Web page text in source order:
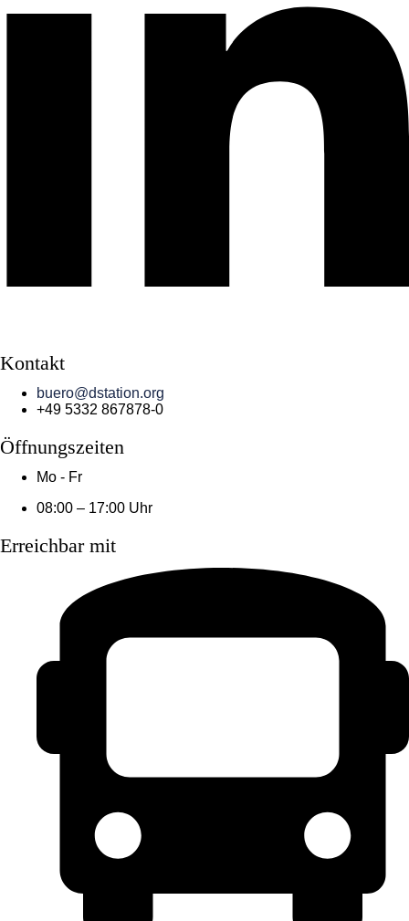
Kontakt
buero@dstation.org
+49 5332 867878-0
Öffnungszeiten
Mo - Fr
08:00 – 17:00 Uhr
Erreichbar mit